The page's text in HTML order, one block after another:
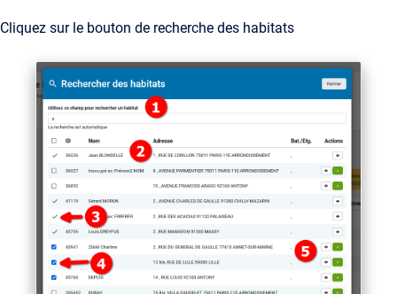
Cliquez sur le bouton de recherche des habitats